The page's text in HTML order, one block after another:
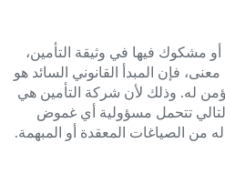
مشكوك فيها في وثيقة التأمين،
فإن المبدأ القانوني السائد هو
له. وذلك لأن شركة التأمين هي
تتحمل مسؤولية أي غموض
من الصياغات المعقدة أو المبهمة.